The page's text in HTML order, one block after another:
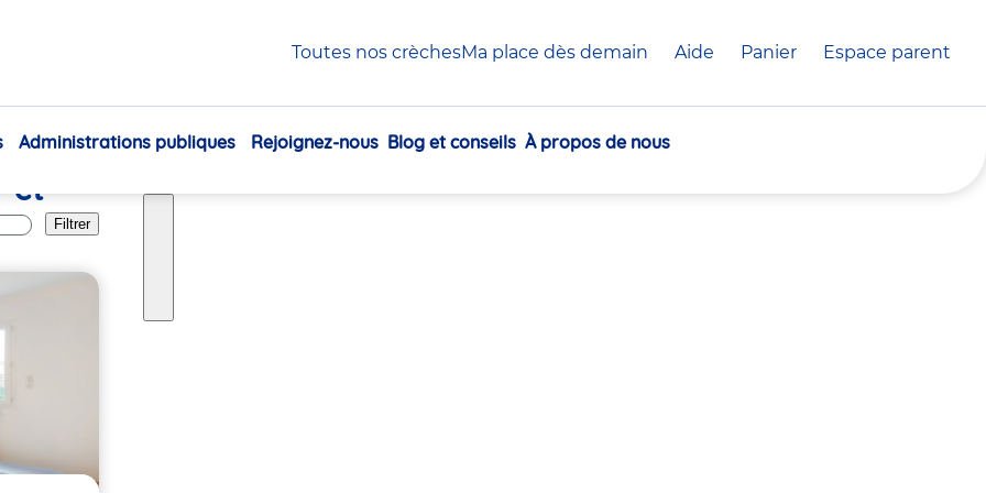
Toutes nos crèchesMa place dès demain Aide Panier crèche(s)
Espace parent
Navigation
Administrations publiques Rejoignez-nous Blog et conseils À propos de nous
Filtrer
et
30
30